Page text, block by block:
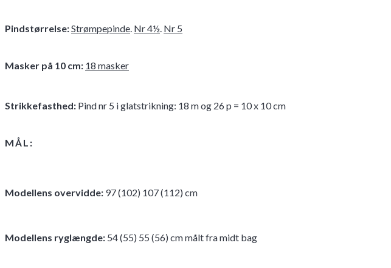
Pindstørrelse:Strømpepinde Nr 4½ Nr 5
Masker på 10 cm: 18 masker
Strikkefasthed: Pind nr 5 i glatstrikning: 18 m og 26 p = 10 x 10 cm
MÅL:
Modellens overvidde: 97 (102) 107 (112) cm
Modellens ryglængde: 54 (55) 55 (56) cm målt fra midt bag